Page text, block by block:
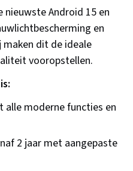
Android 15 en
en
dit de ideale
vooropstellen.
alle moderne functies en
2 jaar met aangepaste